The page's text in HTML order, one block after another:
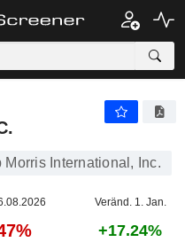
International, Inc.
Veränd. 1. Jan.
+17.24%